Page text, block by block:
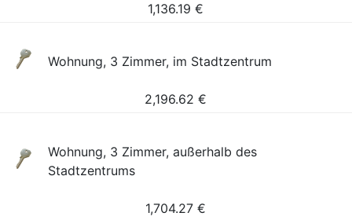
1,136.19 €
Wohnung, 3 Zimmer, im Stadtzentrum
2,196.62 €
Wohnung, 3 Zimmer, außerhalb des
Stadtzentrums
1,704.27 €